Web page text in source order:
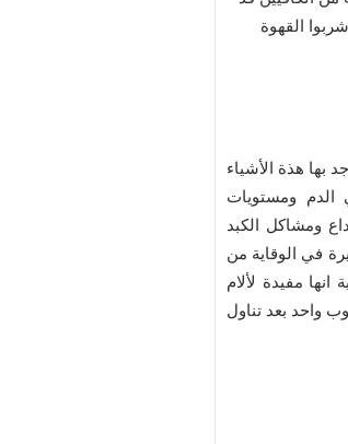
القهوة
بها هذة الأشياء
ومستويات
ومشاكل الكبد
في الوقاية من
مفيدة لألام
واحد بعد تناول